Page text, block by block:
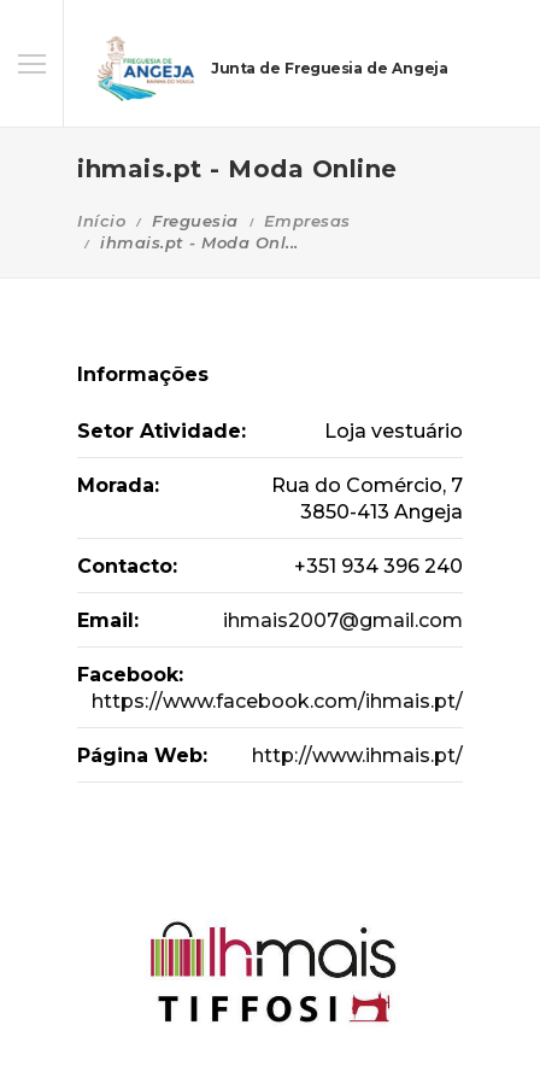
Junta de Freguesia de Angeja
ihmais.pt - Moda Online
Início Freguesia
Empresas
ihmais.pt - Moda Onl...
Informações
Setor Atividade: Loja vestuário
Morada:
Rua do Comércio, 7
3850-413 Angeja
Contacto: +351 934 396 240
Email: ihmais2007@gmail.com
Facebook:
https://www.facebook.com/ihmais.pt/
Página Web: http://www.ihmais.pt/